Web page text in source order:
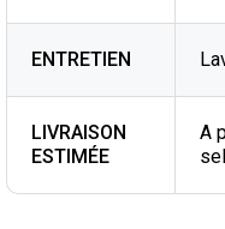
ENTRETIEN
LIVRAISON
ESTIMÉE
A